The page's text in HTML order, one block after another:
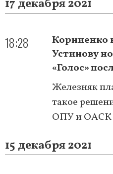
17 декабря 2021
18:28
Корниенко
Устинову
«Голос»
Железняк
такое
ОПУ и ОАСК
15 декабря 2021